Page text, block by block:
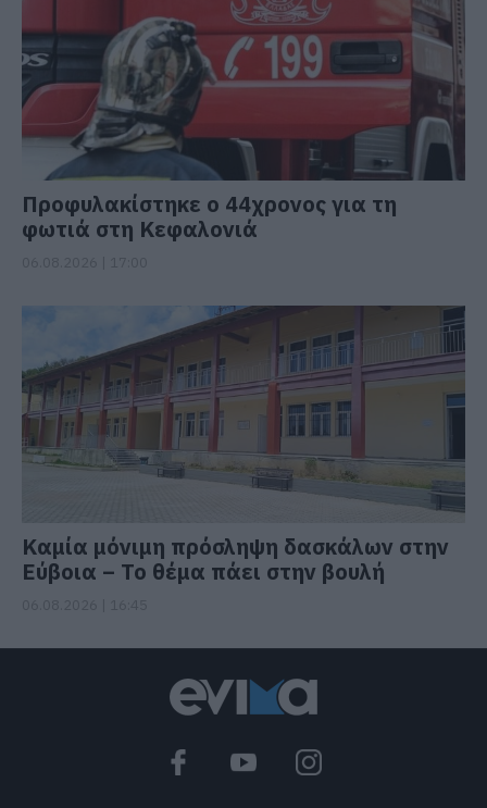
Προφυλακίστηκε ο 44χρονος για τη
φωτιά στη Κεφαλονιά
Καμία μόνιμη πρόσληψη δασκάλων στην
Εύβοια – Το θέμα πάει στην βουλή